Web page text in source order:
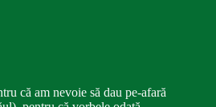
că am nevoie să dau pe-afară